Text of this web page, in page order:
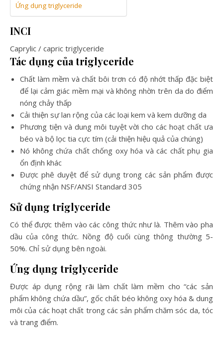
Ứng dụng triglyceride
INCI
Caprylic / capric triglyceride
Tác dụng của triglyceride
Chất làm mềm và chất bôi trơn có độ nhớt thấp đặc biệt
để lại cảm giác mềm mại và không nhờn trên da do điểm
nóng chảy thấp
Cải thiện sự lan rộng của các loại kem và kem dưỡng da
Phương tiện và dung môi tuyệt vời cho các hoạt chất ưa
béo và bộ lọc tia cực tím (cải thiện hiệu quả của chúng)
Nó không chứa chất chống oxy hóa và các chất phụ gia
ổn định khác
Được phê duyệt để sử dụng trong các sản phẩm được
chứng nhận NSF/ANSI Standard 305
Sử dụng triglyceride
Có thể được thêm vào các công thức như là. Thêm vào pha
dầu của công thức. Nồng độ cuối cùng thông thường 5-
50%. Chỉ sử dụng bên ngoài.
Ứng dụng triglyceride
Được áp dụng rộng rãi làm chất làm mềm cho “các sản
phẩm không chứa dầu”, gốc chất béo không oxy hóa & dung
môi của các hoạt chất trong các sản phẩm chăm sóc da, tóc
và trang điểm.